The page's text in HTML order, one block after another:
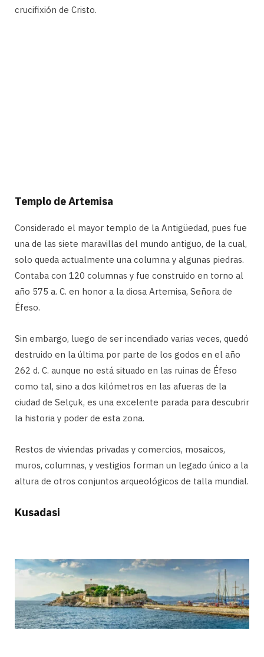
crucifixión de Cristo.
Templo de Artemisa
Considerado el mayor templo de la Antigüedad, pues fue
una de las siete maravillas del mundo antiguo, de la cual,
solo queda actualmente una columna y algunas piedras.
Contaba con 120 columnas y fue construido en torno al
año 575 a. C. en honor a la diosa Artemisa, Señora de
Éfeso.
Sin embargo, luego de ser incendiado varias veces, quedó
destruido en la última por parte de los godos en el año
262 d. C. aunque no está situado en las ruinas de Éfeso
como tal, sino a dos kilómetros en las afueras de la
ciudad de Selçuk, es una excelente parada para descubrir
la historia y poder de esta zona.
Restos de viviendas privadas y comercios, mosaicos,
muros, columnas, y vestigios forman un legado único a la
altura de otros conjuntos arqueológicos de talla mundial.
Kusadasi